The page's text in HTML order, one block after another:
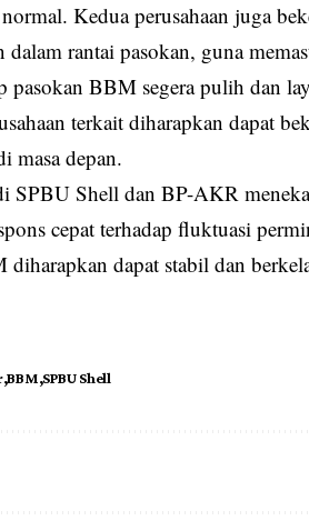
Kedua perusahaan juga
dalam rantai pasokan, guna
pasokan BBM segera pulih dan
terkait diharapkan dapat
masa depan.
SPBU Shell dan BP-AKR
cepat terhadap fluktuasi
diharapkan dapat stabil dan
BBM SPBU Shell